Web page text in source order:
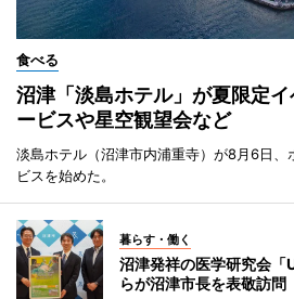
食べる
沼津「淡島ホテル」が夏限定
ービスや星空観望会など
淡島ホテル（沼津市内浦重寺）が8月6日、
ビスを始めた。
暮らす・働く
沼津発祥の医学研究会
らが沼津市長を表敬訪問